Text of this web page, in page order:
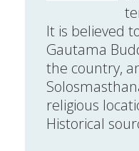
It is believed
Gautama
the country,
religious
Historical